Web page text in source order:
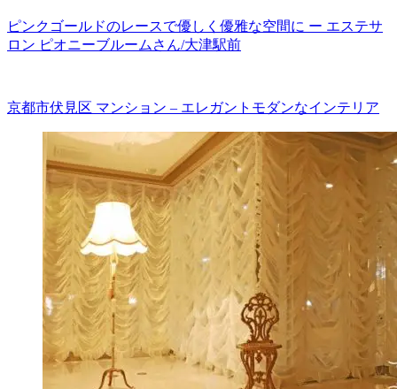
ピンクゴールドのレースで優しく優雅な空間に ー エステサ
ロン ピオニーブルームさん/大津駅前
京都市伏見区 マンション – エレガントモダンなインテリア